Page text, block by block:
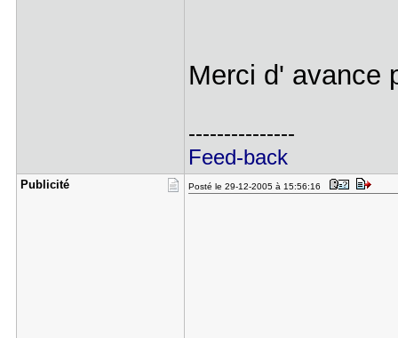
Merci d'
---------------
Feed-back
Publicité Posté le 29-12-2005 à 15:56:16